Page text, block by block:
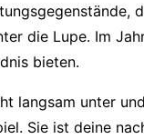
die Lupe. Im
bieten.
langsam unter
Sie ist deine